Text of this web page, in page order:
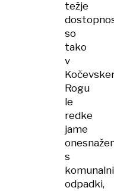
težje
so
tako
v
Rogu
le
redke
jame
s
odpadki,